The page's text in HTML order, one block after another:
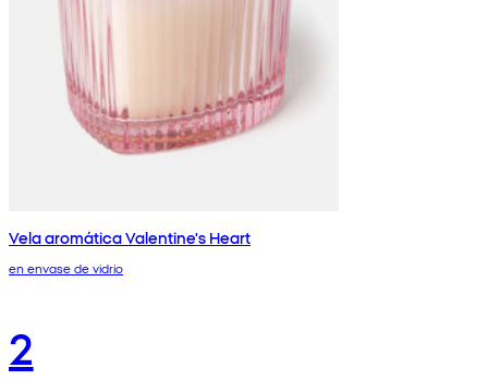
Vela aromática Valentine's Heart
en envase de vidrio
2